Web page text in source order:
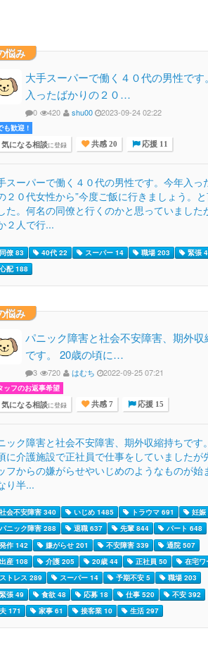
悩み
大手スーパーで働く４０代の男性です
入ったばかりの２０…
0 420 shu00 2023-09-24 02:22
も歓迎 !
気になる相談に登録 共感 20 応援 11
スーパーで働く４０代の男性です。今年入っ
２０代女性から”今度ご飯に行きましょう。
た。何名の同僚と行くのかと思っていました
２人で行...
僚 83 40代 22 スーパー 14 職場 203
緊張
配 188
悩み
パニック障害と社会不安障害、期外収
です。 20歳の頃に…
3 720 はむち 2022-09-25 07:21
ッフのお返事希望
気になる相談に登録 共感 7 応援 15
ック障害と社会不安障害、期外収縮持ちです
に介護施設で正社員で仕事をしていましたが
フからの嫌がらせやいじめのようなものが始
り半...
会不安障害 340 いじめ 1485 トラウマ 691
妊娠
ニック障害 288
退職 637 先輩 844
パート 648
作 142
嫌がらせ 201 不安障害 339
通院 507
産 108
介護 205 20歳 44 正社員 50
在宅ワ
トレス 289
スーパー 14 予期不安 5
職場 203
張 49
食欲 48 応募 18 仕事 520
不安 392
171
家事 61 接客業 10 生活 297